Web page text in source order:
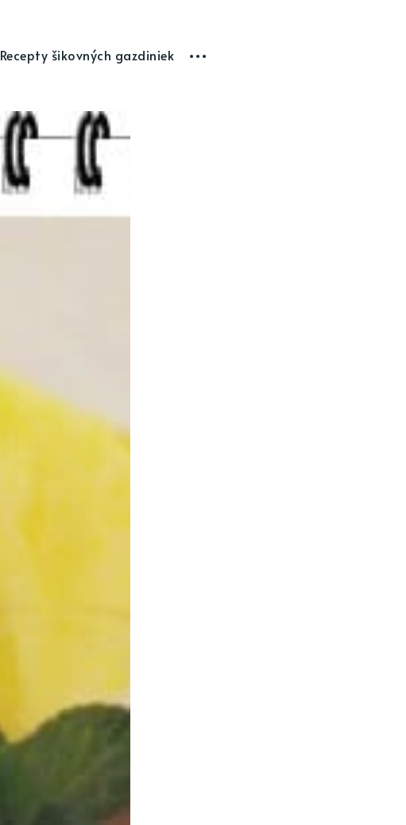
Recepty šikovných gazdiniek